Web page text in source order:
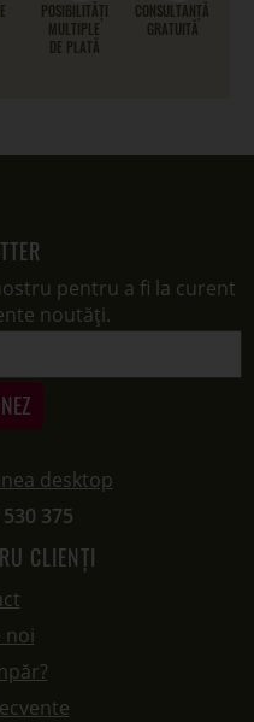
POSIBILITĂȚI
MULTIPLE
DE PLATĂ
CONSULTANȚĂ
GRATUITĂ
pentru a fi la curent
noutăți.
desktop
375
CLIENȚI
noi